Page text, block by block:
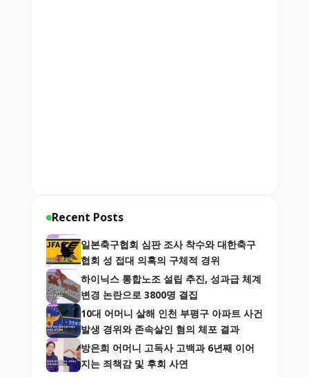
Recent Posts
일본축구협회 심판 조사 착수와 대한축구
협회 성 접대 의혹의 구체적 경위
하이닉스 통합노조 설립 추진, 성과급 체계
변경 논란으로 3800명 결집
10대 어머니 살해 인천 부평구 아파트 사건
발생 경위와 존속살인 혐의 체포 결과
방은희 어머니 고독사 고백과 6년째 이어
지는 죄책감 및 후회 사연